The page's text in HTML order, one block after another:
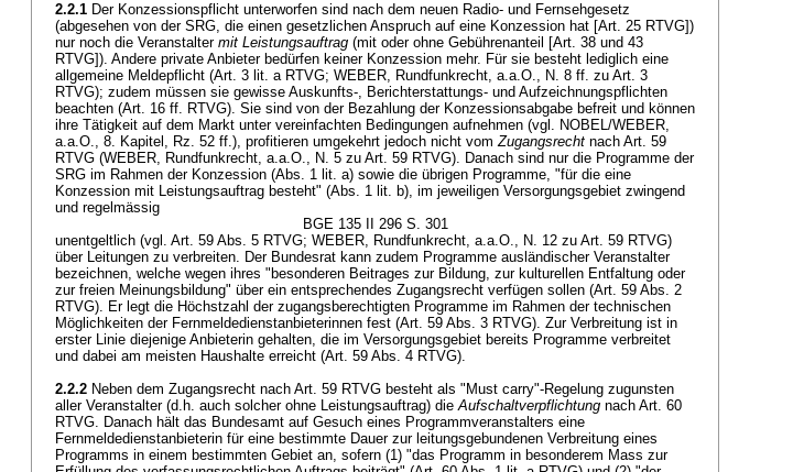
2.2.1 Der Konzessionspflicht unterworfen sind nach dem neuen Radio- und Fernsehgesetz
(abgesehen von der SRG, die einen gesetzlichen Anspruch auf eine Konzession hat [Art. 25 RTVG])
nur noch die Veranstalter mit Leistungsauftrag (mit oder ohne Gebührenanteil [Art. 38 und 43
RTVG]). Andere private Anbieter bedürfen keiner Konzession mehr. Für sie besteht lediglich eine
allgemeine Meldepflicht (Art. 3 lit. a RTVG; WEBER, Rundfunkrecht, a.a.O., N. 8 ff. zu Art. 3
RTVG); zudem müssen sie gewisse Auskunfts-, Berichterstattungs- und Aufzeichnungspflichten
beachten (Art. 16 ff. RTVG). Sie sind von der Bezahlung der Konzessionsabgabe befreit und können
ihre Tätigkeit auf dem Markt unter vereinfachten Bedingungen aufnehmen (vgl. NOBEL/WEBER,
a.a.O., 8. Kapitel, Rz. 52 ff.), profitieren umgekehrt jedoch nicht vomZugangsrecht nach Art. 59
RTVG (WEBER, Rundfunkrecht, a.a.O., N. 5 zu Art. 59 RTVG). Danach sind nur die Programme der
SRG im Rahmen der Konzession (Abs. 1 lit. a) sowie die übrigen Programme, "für die eine
Konzession mit Leistungsauftrag besteht" (Abs. 1 lit. b), im jeweiligen Versorgungsgebiet zwingend
und regelmässig
BGE 135 II 296 S. 301
unentgeltlich (vgl. Art. 59 Abs. 5 RTVG; WEBER, Rundfunkrecht, a.a.O., N. 12 zu Art. 59 RTVG)
über Leitungen zu verbreiten. Der Bundesrat kann zudem Programme ausländischer Veranstalter
bezeichnen, welche wegen ihres "besonderen Beitrages zur Bildung, zur kulturellen Entfaltung oder
zur freien Meinungsbildung" über ein entsprechendes Zugangsrecht verfügen sollen (Art. 59 Abs. 2
RTVG). Er legt die Höchstzahl der zugangsberechtigten Programme im Rahmen der technischen
Möglichkeiten der Fernmeldedienstanbieterinnen fest (Art. 59 Abs. 3 RTVG). Zur Verbreitung ist in
erster Linie diejenige Anbieterin gehalten, die im Versorgungsgebiet bereits Programme verbreitet
und dabei am meisten Haushalte erreicht (Art. 59 Abs. 4 RTVG).
2.2.2 Neben dem Zugangsrecht nach Art. 59 RTVG besteht als "Must carry"-Regelung zugunsten
aller Veranstalter (d.h. auch solcher ohne Leistungsauftrag) dieAufschaltverpflichtung nach Art. 60
RTVG. Danach hält das Bundesamt auf Gesuch eines Programmveranstalters eine
Fernmeldedienstanbieterin für eine bestimmte Dauer zur leitungsgebundenen Verbreitung eines
Programms in einem bestimmten Gebiet an, sofern (1) "das Programm in besonderem Mass zur